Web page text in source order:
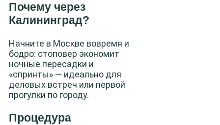
Почему через
Калининград?
Начните в Москве вовремя и
бодро: стоповер экономит
ночные пересадки и
«спринты» — идеально для
деловых встреч или первой
прогулки по городу.
Процедура